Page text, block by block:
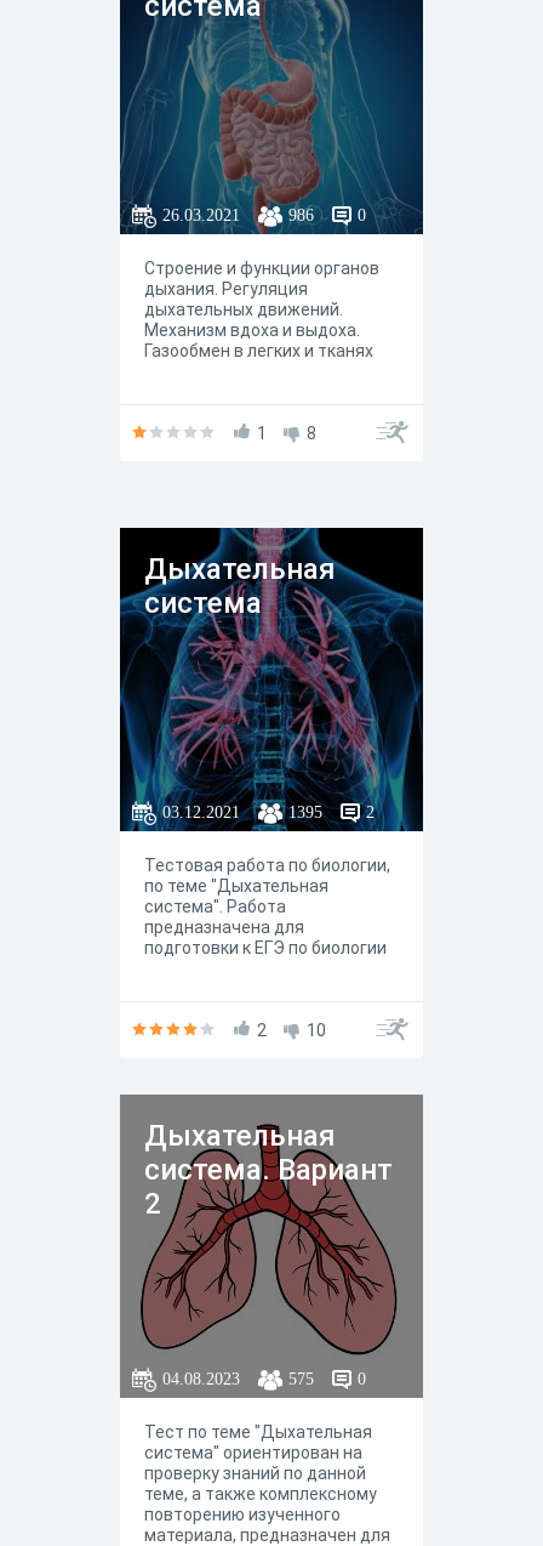
26.03.2021 986 0
Строение и функции органов
дыхания. Регуляция
дыхательных движений.
Механизм вдоха и выдоха.
Газообмен в легких и тканях
1 8
Дыхательная
система
03.12.2021 1395 2
Тестовая работа по биологии,
по теме "Дыхательная
система". Работа
предназначена для
подготовки к ЕГЭ по биологии
2 10
Дыхательная
система. Вариант
2
04.08.2023 575 0
Тест по теме "Дыхательная
система" ориентирован на
проверку знаний по данной
теме, а также комплексному
повторению изученного
материала, предназначен для